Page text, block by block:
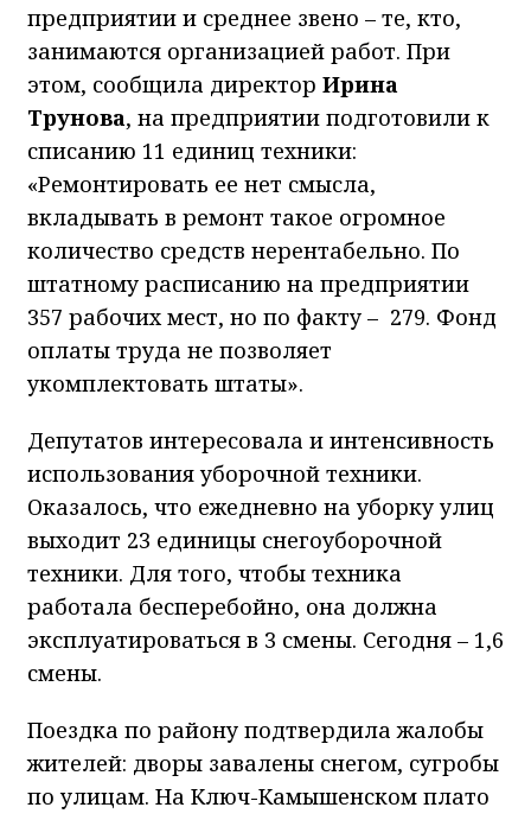
предприятии и среднее звено – те, кто,
занимаются организацией работ. При
этом, сообщила директор Ирина
Трунова, на предприятии подготовили к
списанию 11 единиц техники:
«Ремонтировать ее нет смысла,
вкладывать в ремонт такое огромное
количество средств нерентабельно. По
штатному расписанию на предприятии
357 рабочих мест, но по факту – 279. Фонд
оплаты труда не позволяет
укомплектовать штаты».
Депутатов интересовала и интенсивность
использования уборочной техники.
Оказалось, что ежедневно на уборку улиц
выходит 23 единицы снегоуборочной
техники. Для того, чтобы техника
работала бесперебойно, она должна
эксплуатироваться в 3 смены. Сегодня – 1,6
смены.
Поездка по району подтвердила жалобы
жителей: дворы завалены снегом, сугробы
по улицам. На Ключ-Камышенском плато